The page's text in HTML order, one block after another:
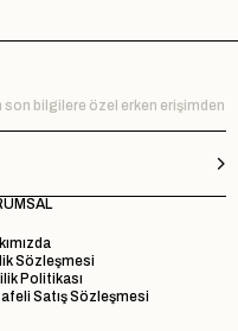
son bilgilere özel erken erişimden
Sözleşmesi
Politikası
Satış Sözleşmesi